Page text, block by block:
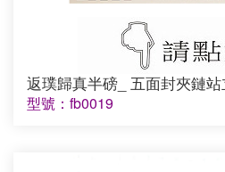
返璞歸真半磅_ 五面封夾鏈站
型號：fb0019